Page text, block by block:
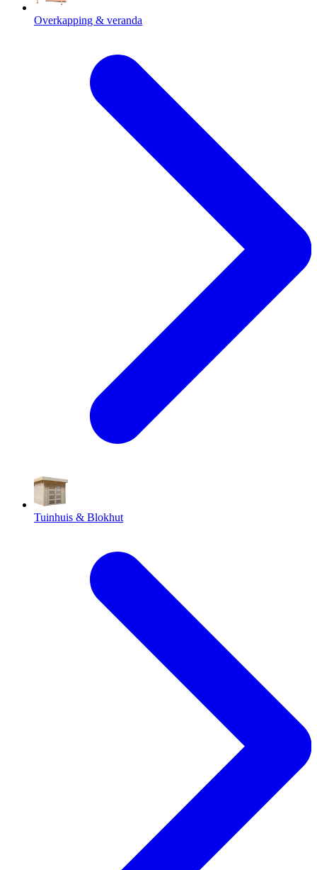
Overkapping & veranda
Tuinhuis & Blokhut